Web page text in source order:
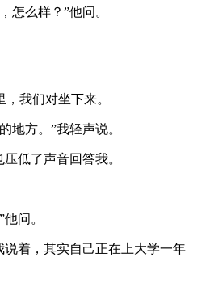
怎么样？”他问。
我们对坐下来。
地方。”我轻声说。
低了声音回答我。
问。
着，其实自己正在上大学一年